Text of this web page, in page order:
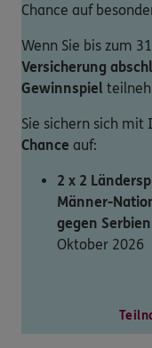
Chance auf
Wenn Sie bis zum
Versicherung
Gewinnspiel
Sie sichern sich mit
Chance auf:
2 x 2
Männer-
gegen
Oktober 2026